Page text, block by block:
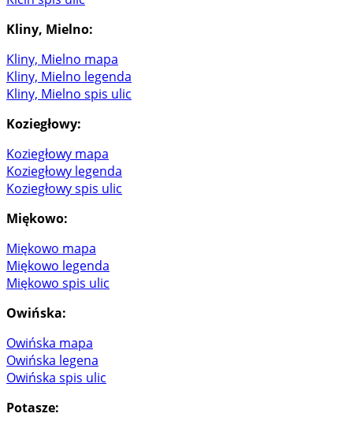
Kliny, Mielno:
Kliny, Mielno mapa
Kliny, Mielno legenda
Kliny, Mielno spis ulic
Koziegłowy:
Koziegłowy mapa
Koziegłowy legenda
Koziegłowy spis ulic
Miękowo:
Miękowo mapa
Miękowo legenda
Miękowo spis ulic
Owińska:
Owińska mapa
Owińska legena
Owińska spis ulic
Potasze: